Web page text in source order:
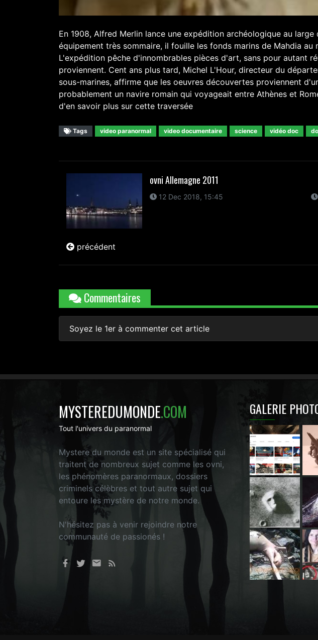
En 1908, Alfred Merlin lance une expédition archéologique au
équipement très sommaire, il fouille les fonds marins de Mahdia au
L'expédition pêche d'innombrables pièces d'art, sans pour autant
proviennent. Cent ans plus tard, Michel L'Hour, directeur du
sous-marines, affirme que les oeuvres découvertes proviennent
probablement un navire romain qui voyageait entre Athènes et
d'en savoir plus sur cette traversée
Tags video paranormal video documentaire science vidéo doc
ovni Allemagne 2011
12 Dec 2018, 15:45
précédent
Commentaires
Soyez le 1er à commenter cet article
MYSTEREDUMONDE.COM
Tout l'univers du paranormal
Mystere du monde est un site spécialisé qui
traitent de nombreux sujet comme les ovni,
les phénomères paranormaux, dossiers
criminels célèbres et tout autre sujet qui
entoure les mystère de notre monde.
N'hésitez pas à venir rejoindre notre
communauté de passionés !
GALERIE